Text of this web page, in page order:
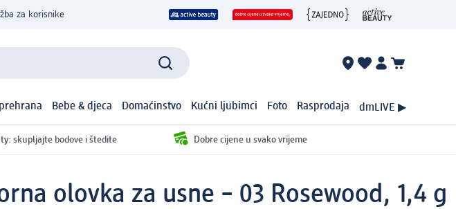
za korisnike
Bebe & djeca Domaćinstvo Kućni ljubimci Foto Rasprodaja dmLIVE ▶
skupljajte bodove i štedite Dobre cijene u svako vrijeme
olovka za usne – 03 Rosewood, 1,4 g